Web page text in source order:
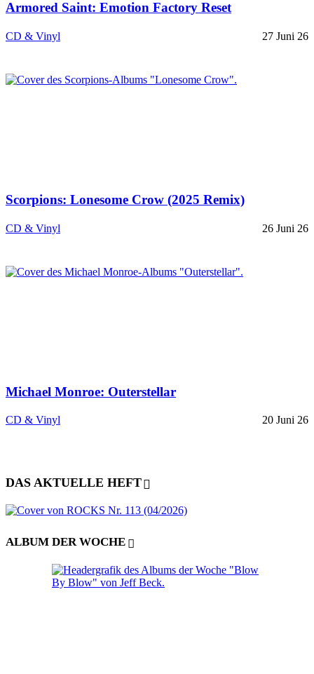
Armored Saint: Emotion Factory Reset
CD & Vinyl 27 Juni 26
Scorpions: Lonesome Crow (2025 Remix)
CD & Vinyl 26 Juni 26
Michael Monroe: Outerstellar
CD & Vinyl 20 Juni 26
DAS AKTUELLE HEFT
ALBUM DER WOCHE